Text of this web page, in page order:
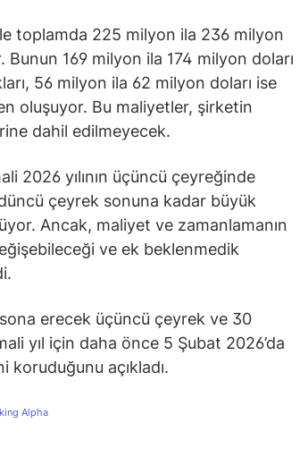
toplamda 225 milyon ila 236 milyon
169 milyon ila 174 milyon doları
56 milyon ila 62 milyon doları ise
oluşuyor. Bu maliyetler, şirketin
dahil edilmeyecek.
2026 yılının üçüncü çeyreğinde
çeyrek sonuna kadar büyük
Ancak, maliyet ve zamanlamanın
ve ek beklenmedik
erecek üçüncü çeyrek ve 30
yıl için daha önce 5 Şubat 2026’da
koruduğunu açıkladı.
Alpha